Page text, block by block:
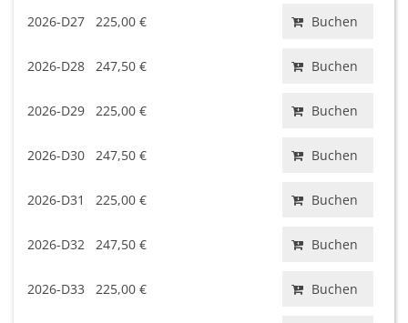
2026-D27 225,00 € Buchen
2026-D28 247,50 € Buchen
2026-D29 225,00 € Buchen
2026-D30 247,50 € Buchen
2026-D31 225,00 € Buchen
2026-D32 247,50 € Buchen
2026-D33 225,00 € Buchen